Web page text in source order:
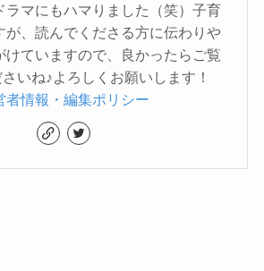
ラマにもハマりました（笑）子育
が、読んでくださる方に伝わりや
けていますので、良かったらご覧
いね♪よろしくお願いします！
者情報・編集ポリシー